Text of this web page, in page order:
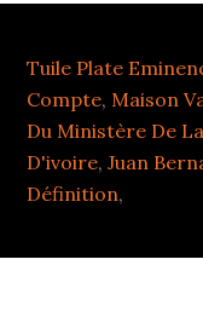
Tuile Plate
Compte,Maison
Du Ministère De
D'ivoire,Juan
Définition,